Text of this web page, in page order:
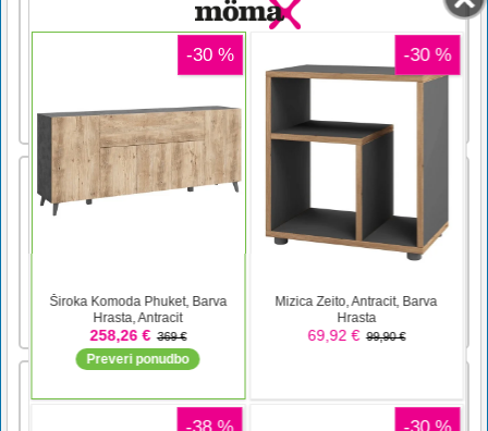
Giant Rush
Run, merge, and battle giants in Giant Rush –
the ultimate action-packed adventure!
3D dirke s štirikolesniki
V tej vznemirljivi dirkaški igri dirkajte
nasprotnike vse do ciljne črte na svojem
zaupljivem štirikolesniku! Pet zemljevidov, ki
jih je treba dokončati, vsak od njih je večji
vse njih in se izkažete za vreden pokala?
Vendar bodite pre [...]
To je sestavljanka z retro avtomobili. Izberite